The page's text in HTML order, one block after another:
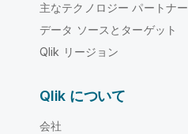
主なテクノロジー パートナー
データ ソースとターゲット
Qlik リージョン
Qlik について
会社